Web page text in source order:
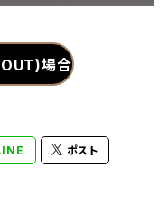
場合
ポスト